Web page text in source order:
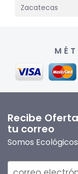
Zacatecas
Recibe
tu correo
Somos